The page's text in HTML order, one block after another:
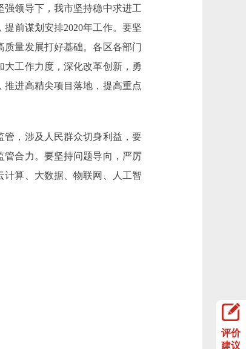
领导下，我市坚持稳中求进工
前谋划安排2020年工作。要坚
量发展打好基础。各区各部门
工作力度，深化改革创新，勇
进高精尖项目落地，提高重点
，涉及人民群众切身利益，要
管合力。要坚持问题导向，严厉
算、大数据、物联网、人工智
评价
建议